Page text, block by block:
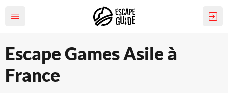
Escape Games Asile à
France